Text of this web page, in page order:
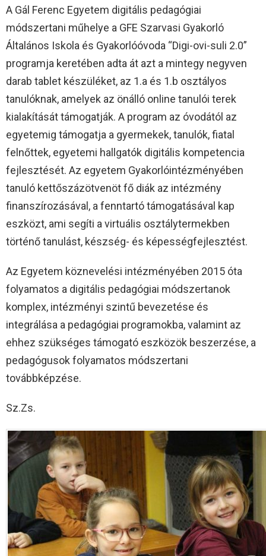
A Gál Ferenc Egyetem digitális pedagógiai
módszertani műhelye a GFE Szarvasi Gyakorló
Általános Iskola és Gyakorlóóvoda “Digi-ovi-suli 2.0”
programja keretében adta át azt a mintegy negyven
darab tablet készüléket, az 1.a és 1.b osztályos
tanulóknak, amelyek az önálló online tanulói terek
kialakítását támogatják. A program az óvodától az
egyetemig támogatja a gyermekek, tanulók, fiatal
felnőttek, egyetemi hallgatók digitális kompetencia
fejlesztését. Az egyetem Gyakorlóintézményében
tanuló kettőszázötvenöt fő diák az intézmény
finanszírozásával, a fenntartó támogatásával kap
eszközt, ami segíti a virtuális osztálytermekben
történő tanulást, készség- és képességfejlesztést.
Az Egyetem köznevelési intézményében 2015 óta
folyamatos a digitális pedagógiai módszertanok
komplex, intézményi szintű bevezetése és
integrálása a pedagógiai programokba, valamint az
ehhez szükséges támogató eszközök beszerzése, a
pedagógusok folyamatos módszertani
továbbképzése.
Sz.Zs.